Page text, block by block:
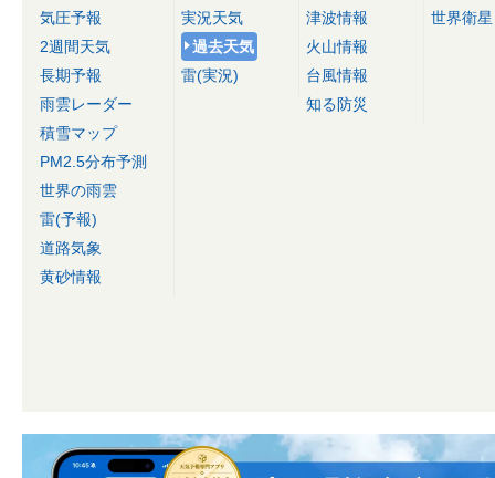
気圧予報
2週間天気
長期予報
雨雲レーダー
積雪マップ
PM2.5分布予測
世界の雨雲
雷(予報)
道路気象
黄砂情報
実況天気
過去天気
雷(実況)
津波情報
火山情報
台風情報
知る防災
世界衛星